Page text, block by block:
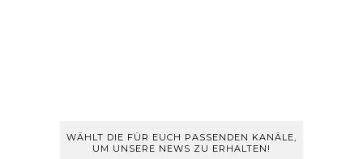
WÄHLT DIE FÜR EUCH PASSENDEN KANÄLE,
UM UNSERE NEWS ZU ERHALTEN!